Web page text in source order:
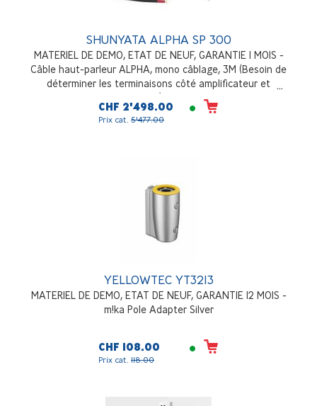
SHUNYATA ALPHA SP 300
MATERIEL DE DEMO, ETAT DE NEUF, GARANTIE 1 MOIS -
Câble haut-parleur ALPHA, mono câblage, 3M (Besoin de
déterminer les terminaisons côté amplificateur et
CHF 2'498.00
Prix cat. 5'477.00
YELLOWTEC YT3213
MATERIEL DE DEMO, ETAT DE NEUF, GARANTIE 12 MOIS -
m!ka Pole Adapter Silver
CHF 108.00
Prix cat. 118.00